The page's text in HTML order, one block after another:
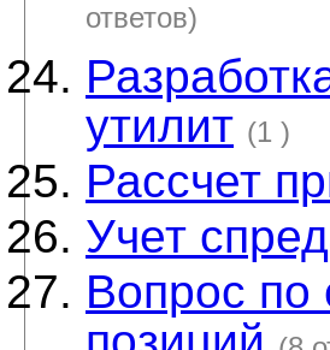
ответов)
утилит (1 )
Рассчет
Учет
Вопрос по